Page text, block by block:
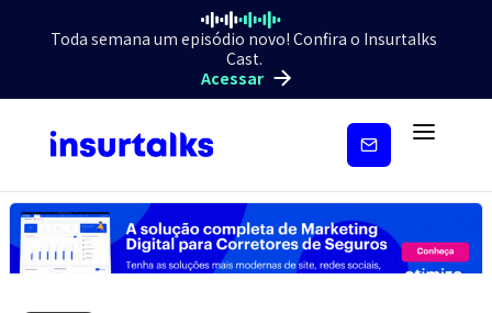
Toda semana um episódio novo! Confira o Insurtalks
Cast.
Acessar
Inscreva-